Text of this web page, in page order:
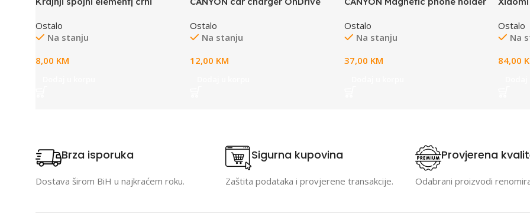
Ostalo
Na stanju
8,00 KM
Ostalo
Na stanju
12,00 KM
Ostalo
Na stanju
37,00 KM
Ostalo
Na
84,00
Brza isporuka
Dostava širom BiH u najkraćem roku.
Sigurna kupovina
Zaštita podataka i provjerene transakcije.
Provjerena
Odabrani proizvodi